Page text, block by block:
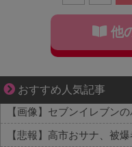
他
おすすめ人気記事
知らない土地で、主婦は孤